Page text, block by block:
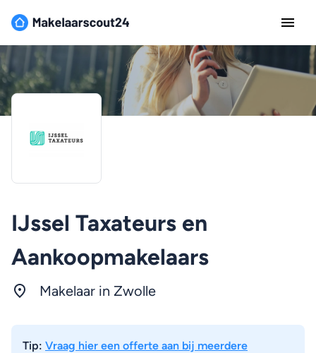
IJssel Taxateurs en
Aankoopmakelaars
Makelaar in Zwolle
Tip: Vraag hier een offerte aan bij meerdere